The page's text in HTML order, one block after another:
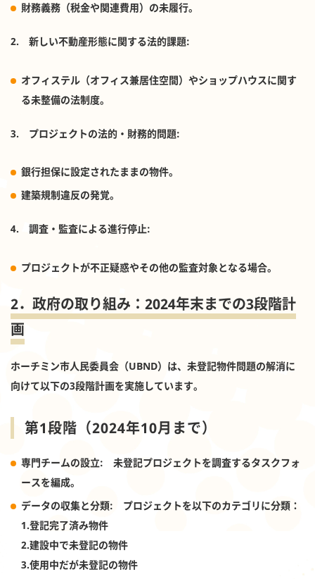
財務義務（税金や関連費用）の未履行。
2. 新しい不動産形態に関する法的課題:
オフィステル（オフィス兼居住空間）やショップハウスに関す
る未整備の法制度。
3. プロジェクトの法的・財務的問題:
銀行担保に設定されたままの物件。
建築規制違反の発覚。
4. 調査・監査による進行停止:
プロジェクトが不正疑惑やその他の監査対象となる場合。
2．政府の取り組み：2024年末までの3段階計
画
ホーチミン市人民委員会（UBND）は、未登記物件問題の解消に
向けて以下の3段階計画を実施しています。
第1段階（2024年10月まで）
専門チームの設立: 未登記プロジェクトを調査するタスクフォ
ースを編成。
データの収集と分類: プロジェクトを以下のカテゴリに分類：
1.登記完了済み物件
2.建設中で未登記の物件
3.使用中だが未登記の物件